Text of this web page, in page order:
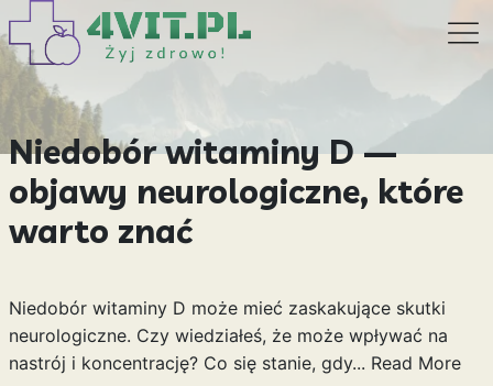
Niedobór witaminy D —
objawy neurologiczne, które
warto znać
Niedobór witaminy D może mieć zaskakujące skutki
neurologiczne. Czy wiedziałeś, że może wpływać na
nastrój i koncentrację? Co się stanie, gdy... Read More